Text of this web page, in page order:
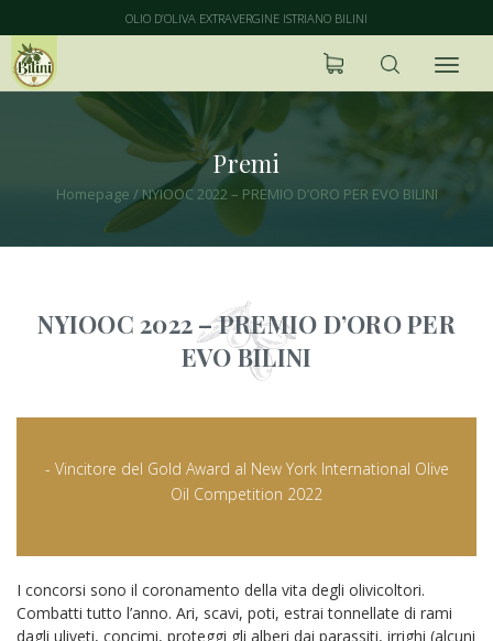
OLIO D’OLIVA EXTRAVERGINE ISTRIANO BILINI
Premi
Homepage /NYIOOC 2022 – PREMIO D’ORO PER EVO BILINI
NYIOOC 2022 – PREMIO D’ORO PER
EVO BILINI
- Vincitore del Gold Award al New York International Olive
Oil Competition 2022
I concorsi sono il coronamento della vita degli olivicoltori.
Combatti tutto l’anno. Ari, scavi, poti, estrai tonnellate di rami
dagli uliveti, concimi, proteggi gli alberi dai parassiti, irrighi (alcuni